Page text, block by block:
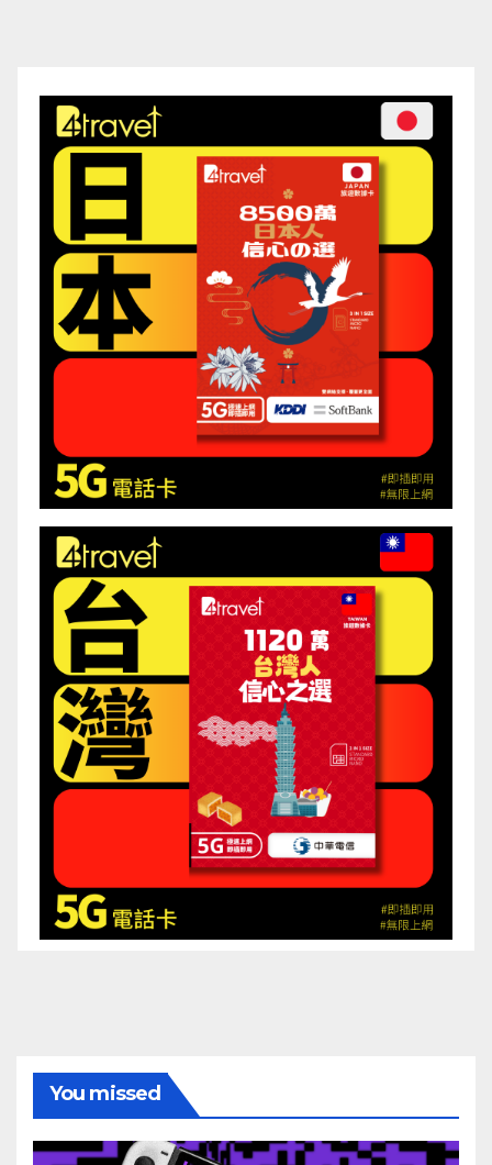
You missed